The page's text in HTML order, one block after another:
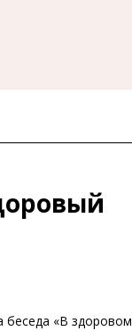
беседа «В здоровом